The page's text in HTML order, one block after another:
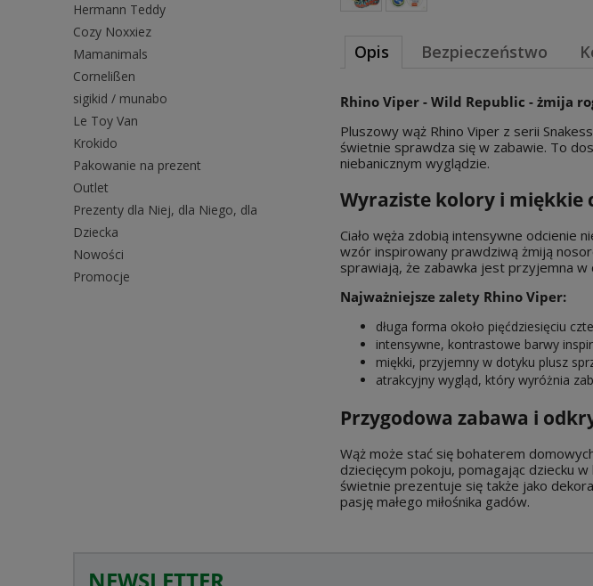
Hermann Teddy
Cozy Noxxiez
Mamanimals
Cornelißen
sigikid / munabo
Le Toy Van
Krokido
Pakowanie na prezent
Outlet
Prezenty dla Niej, dla Niego, dla
Dziecka
Nowości
Promocje
Opis Bezpieczeństwo
Rhino Viper - Wild Republic - żmija
Pluszowy wąż Rhino Viper z serii
świetnie sprawdza się w zabawie. To
niebanicznym wyglądzie.
Wyraziste kolory i miękkie
Ciało węża zdobią intensywne odcienie
wzór inspirowany prawdziwą żmiją
sprawiają, że zabawka jest przyjemna
Najważniejsze zalety Rhino Viper:
długa forma około pięćdziesięciu
intensywne, kontrastowe barwy
miękki, przyjemny w dotyku plusz
atrakcyjny wygląd, który wyróżnia
Przygodowa zabawa i
Wąż może stać się bohaterem
dziecięcym pokoju, pomagając dziecku
świetnie prezentuje się także jako
pasję małego miłośnika gadów.